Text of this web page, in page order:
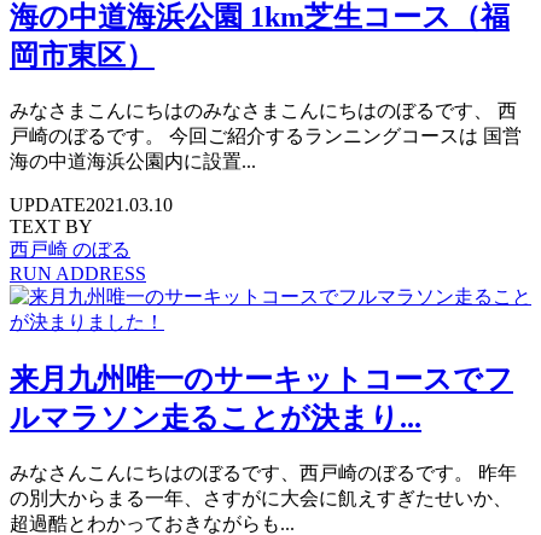
海の中道海浜公園 1km芝生コース（福
岡市東区）
みなさまこんにちはのみなさまこんにちはのぼるです、 西
戸崎のぼるです。 今回ご紹介するランニングコースは 国営
海の中道海浜公園内に設置...
UPDATE2021.03.10
TEXT BY
西戸崎 のぼる
RUN ADDRESS
来月九州唯一のサーキットコースでフ
ルマラソン走ることが決まり...
みなさんこんにちはのぼるです、西戸崎のぼるです。 昨年
の別大からまる一年、さすがに大会に飢えすぎたせいか、
超過酷とわかっておきながらも...